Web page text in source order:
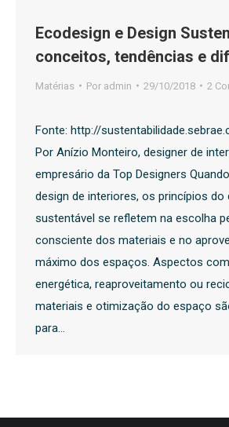
Ecodesign e Design
conceitos, tendências e
Matérias Por admin 29/10/2018 2
Fonte: http://
Por Anízio Monteiro, designer de
empresário da Top Designers
design de interiores, os princípios do
sustentável se refletem na escolha
consciente dos materiais e no
máximo dos espaços. Aspectos
energética, reaproveitamento ou
materiais e otimização do espaço
para…